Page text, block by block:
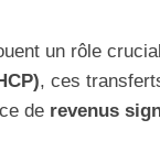
un rôle
, ces
de revenus